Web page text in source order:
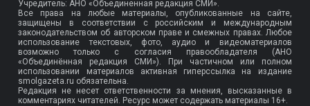
Учредитель: АНО «Объединенная редакция СМИ».
Все права на любые материалы, опубликованные на сайте,
защищены в соответствии с российским и международным
законодательством об авторском праве и смежных правах. Любое
использование текстовых, фото, аудио и видеоматериалов
возможно только с согласия правообладателя (АНО
«Объединённая редакция СМИ»). При частичном или полном
использовании материалов активная гиперссылка на издание
smolgazeta.ru обязательна.
Редакция не несет ответственности за мнения, высказанные в
комментариях читателей. Ресурс может содержать материалы 16+.